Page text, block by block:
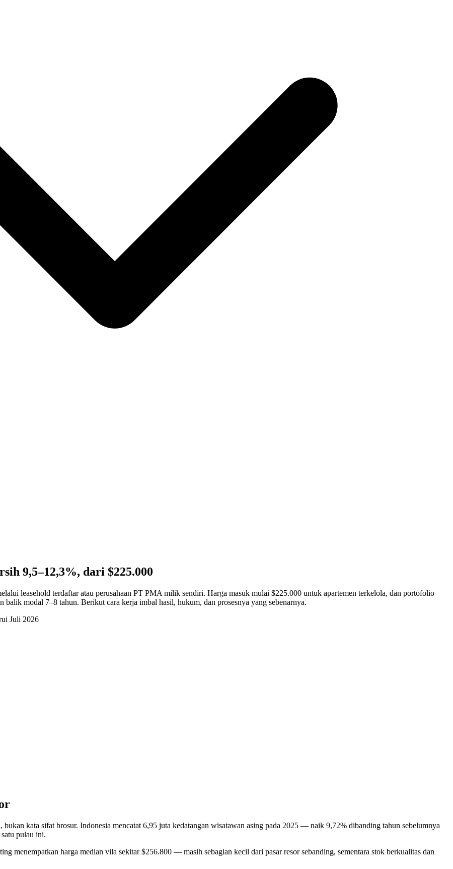
9,5–12,3%, dari $225.000
leasehold terdaftar atau perusahaan PT PMA milik sendiri. Harga masuk mulai $225.000 untuk apartemen terkelola, dan portofolio
modal 7–8 tahun. Berikut cara kerja imbal hasil, hukum, dan prosesnya yang sebenarnya.
Juli 2026
kata sifat brosur. Indonesia mencatat 6,95 juta kedatangan wisatawan asing pada 2025 — naik 9,72% dibanding tahun sebelumnya
pulau ini.
menempatkan harga median vila sekitar $256.800 — masih sebagian kecil dari pasar resor sebanding, sementara stok berkualitas dan